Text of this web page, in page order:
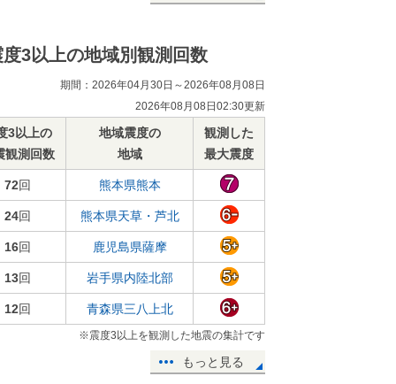
度3以上の地域別観測回数
期間：2026年04月30日～2026年08月08日
2026年08月08日02:30更新
3以上の
観測回数
地域震度の
地域
観測した
最大震度
72回 熊本県熊本
24回 熊本県天草・芦北
16回 鹿児島県薩摩
13回 岩手県内陸北部
12回 青森県三八上北
※震度3以上を観測した地震の集計です
もっと見る